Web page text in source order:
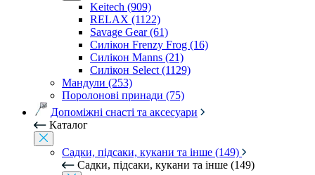
Keitech (909)
RELAX (1122)
Savage Gear (61)
Силікон Frenzy Frog (16)
Силікон Manns (21)
Силікон Select (1129)
Мандули (253)
Поролонові принади (75)
Допоміжні снасті та аксесуари
Каталог
Садки, підсаки, кукани та інше (149)
Садки, підсаки, кукани та інше (149)